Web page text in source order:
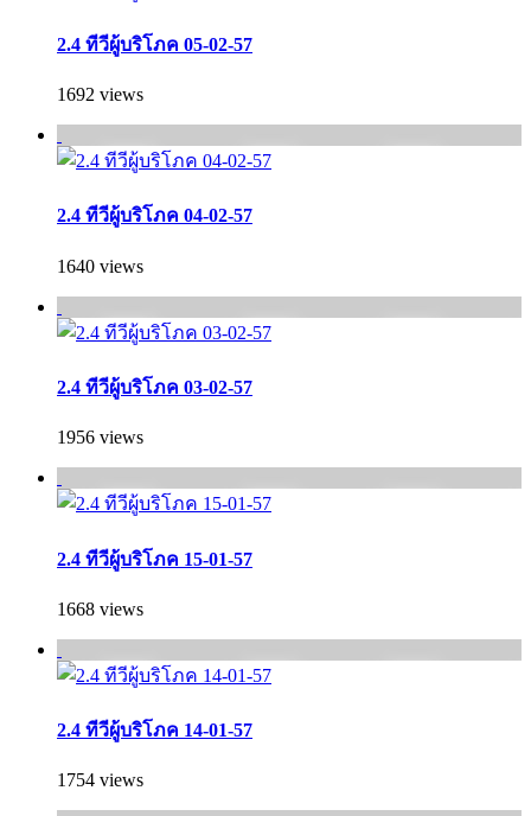
2.4 ทีวีผู้บริโภค 05-02-57
1692 views
2.4 ทีวีผู้บริโภค 04-02-57
1640 views
2.4 ทีวีผู้บริโภค 03-02-57
1956 views
2.4 ทีวีผู้บริโภค 15-01-57
1668 views
2.4 ทีวีผู้บริโภค 14-01-57
1754 views